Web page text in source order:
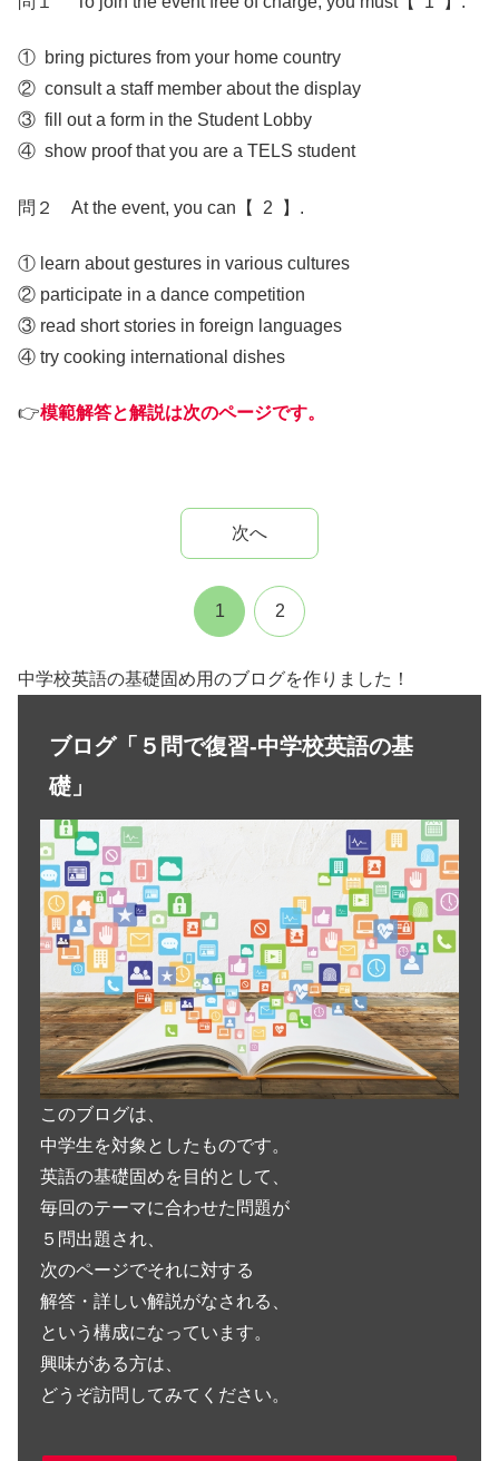
① bring pictures from your home country
② consult a staff member about the display
③ fill out a form in the Student Lobby
④ show proof that you are a TELS student
問２ At the event, you can【 2 】.
① learn about gestures in various cultures
② participate in a dance competition
③ read short stories in foreign languages
④ try cooking international dishes
👉模範解答と解説は次のページです。
次へ
1 2
中学校英語の基礎固め用のブログを作りました！
ブログ「５問で復習-中学校英語の基
礎」
このブログは、
中学生を対象としたものです。
英語の基礎固めを目的として、
毎回のテーマに合わせた問題が
５問出題され、
次のページでそれに対する
解答・詳しい解説がなされる、
という構成になっています。
興味がある方は、
どうぞ訪問してみてください。